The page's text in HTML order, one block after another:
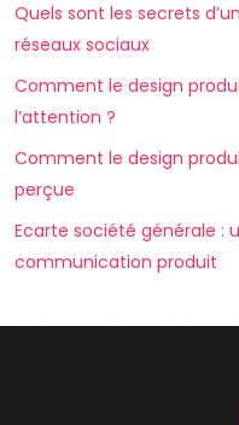
Quels sont les secrets
réseaux sociaux
Comment le design
l’attention ?
Comment le design
perçue
Ecarte société générale :
communication produit